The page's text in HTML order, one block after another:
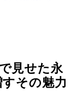
見せた永
その魅力